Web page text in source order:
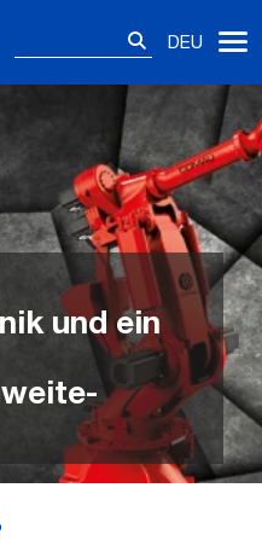
DEU
und ein